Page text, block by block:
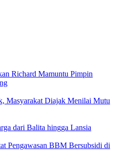
Richard Mamuntu Pimpin
Masyarakat Diajak Menilai Mutu
dari Balita hingga Lansia
Pengawasan BBM Bersubsidi di